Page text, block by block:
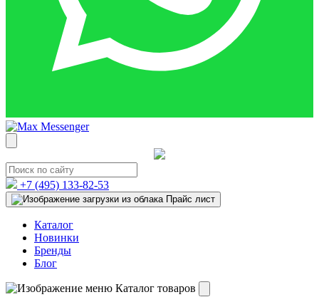
+7 (495) 133-82-53
Прайс лист
Каталог
Новинки
Бренды
Блог
Каталог товаров